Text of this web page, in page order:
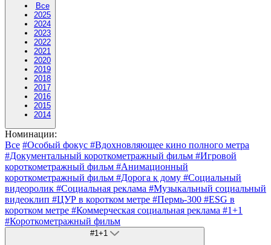
Все
2025
2024
2023
2022
2021
2020
2019
2018
2017
2016
2015
2014
Номинации:
Все #Особый фокус #Вдохновляющее кино полного метра
#Документальный короткометражный фильм #Игровой
короткометражный фильм #Анимационный
короткометражный фильм #Дорога к дому #Социальный
видеоролик #Социальная реклама #Музыкальный социальный
видеоклип #ЦУР в коротком метре #Пермь-300 #ESG в
коротком метре #Коммерческая социальная реклама #1+1
#Короткометражный фильм
#1+1